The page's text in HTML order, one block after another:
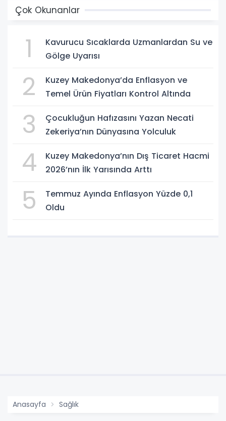
Çok Okunanlar
1
Kavurucu Sıcaklarda Uzmanlardan Su ve
Gölge Uyarısı
2
Kuzey Makedonya’da Enflasyon ve
Temel Ürün Fiyatları Kontrol Altında
3
Çocukluğun Hafızasını Yazan Necati
Zekeriya’nın Dünyasına Yolculuk
4
Kuzey Makedonya’nın Dış Ticaret Hacmi
2026’nın İlk Yarısında Arttı
5
Temmuz Ayında Enflasyon Yüzde 0,1
Oldu
Anasayfa Sağlık